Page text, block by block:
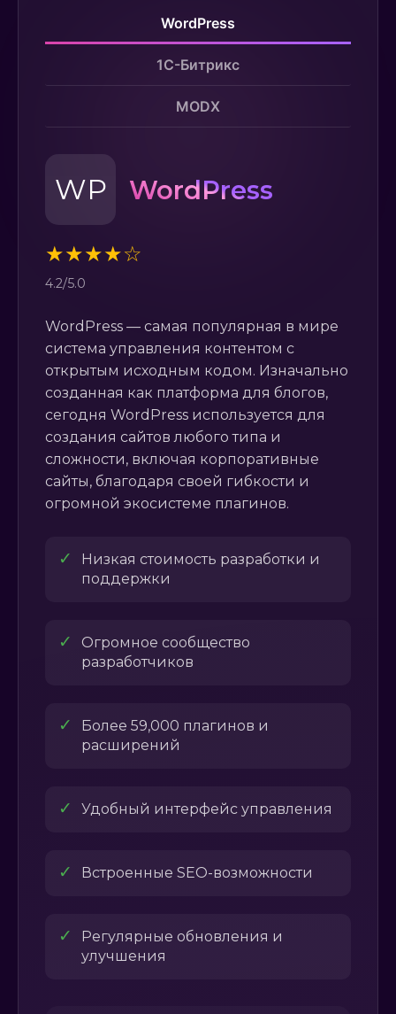
WordPress
1С-Битрикс
MODX
WP WordPress
★★★★☆
4.2/5.0
WordPress — самая популярная в мире
система управления контентом с
открытым исходным кодом. Изначально
созданная как платформа для блогов,
сегодня WordPress используется для
создания сайтов любого типа и
сложности, включая корпоративные
сайты, благодаря своей гибкости и
огромной экосистеме плагинов.
✓
Низкая стоимость разработки и
поддержки
✓
Огромное сообщество
разработчиков
✓
Более 59,000 плагинов и
расширений
✓ Удобный интерфейс управления
✓ Встроенные SEO-возможности
✓
Регулярные обновления и
улучшения